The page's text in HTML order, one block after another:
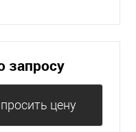
запросу
цену